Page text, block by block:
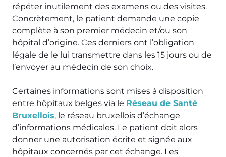
répéter inutilement des examens ou des visites.
Concrètement, le patient demande une copie
complète à son premier médecin et/ou son
hôpital d’origine. Ces derniers ont l’obligation
légale de le lui transmettre dans les 15 jours ou de
l’envoyer au médecin de son choix.
Certaines informations sont mises à disposition
entre hôpitaux belges via le Réseau de Santé
Bruxellois, le réseau bruxellois d’échange
d’informations médicales. Le patient doit alors
donner une autorisation écrite et signée aux
hôpitaux concernés par cet échange. Les